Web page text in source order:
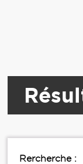
Rercherche :